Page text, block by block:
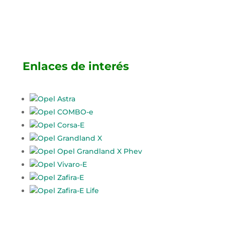
Enlaces de interés
Opel Astra
Opel COMBO-e
Opel Corsa-E
Opel Grandland X
Opel Opel Grandland X Phev
Opel Vivaro-E
Opel Zafira-E
Opel Zafira-E Life